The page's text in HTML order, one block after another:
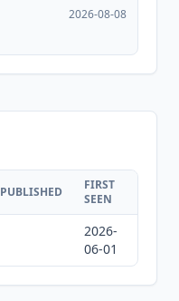
2026-08-08
PUBLISHED
FIRST
SEEN
2026-
06-01